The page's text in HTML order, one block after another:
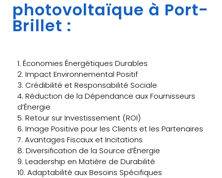
photovoltaïque à Port-
Brillet :
1. Économies Énergétiques Durables
2. Impact Environnemental Positif
3. Crédibilité et Responsabilité Sociale
4. Réduction de la Dépendance aux Fournisseurs
d’Énergie
5. Retour sur Investissement (ROI)
6. Image Positive pour les Clients et les Partenaires
7. Avantages Fiscaux et Incitations
8. Diversification de la Source d’Énergie
9. Leadership en Matière de Durabilité
10. Adaptabilité aux Besoins Spécifiques